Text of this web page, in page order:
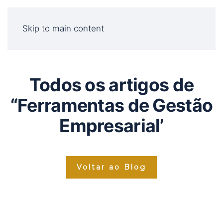
Skip to main content
Todos os artigos de
“Ferramentas de Gestão
Empresarial’
Voltar ao Blog